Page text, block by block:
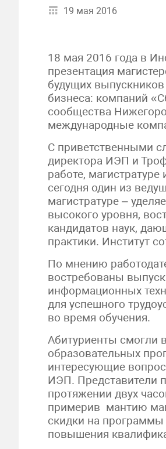
19 мая 2016
18 мая 2016 года в
презентация
будущих
бизнеса: компаний
сообщества
международные
С приветственными
директора ИЭП и
работе,
сегодня один из
магистратуре –
высокого уровня,
кандидатов наук,
практики. Институт
По мнению
востребованы
информационных
для успешного
во время обучения.
Абитуриенты смогли
образовательных
интересующие
ИЭП. Представители
протяжении двух
примерив мантию
скидки на программы
повышения